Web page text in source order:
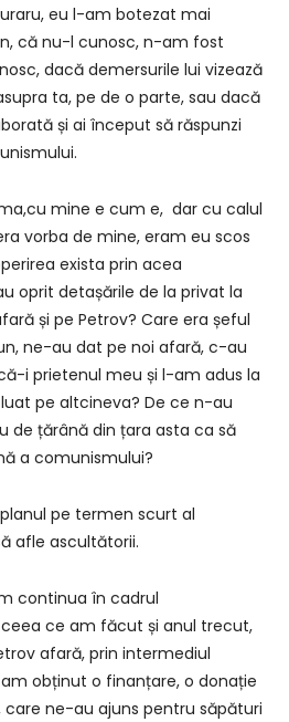
eu l-am botezat mai
că nu-l cunosc, n-am fost
dacă demersurile lui vizează
ta, pe de o parte, sau dacă
și ai început să răspunzi
mine e cum e, dar cu calul
vorba de mine, eram eu scos
exista prin acea
oprit detașările de la privat la
și pe Petrov? Care era șeful
ne-au dat pe noi afară, c-au
i prietenul meu și l-am adus la
pe altcineva? De ce n-au
de țărână din țara asta ca să
a comunismului?
pe termen scurt al
afle ascultătorii.
continua în cadrul
ce am făcut și anul trecut,
afară, prin intermediul
am obținut o finanțare, o donație
care ne-au ajuns pentru săpături